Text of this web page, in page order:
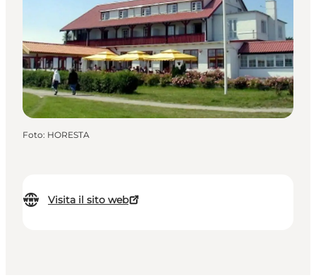
Visita il sito web
Foto: HORESTA